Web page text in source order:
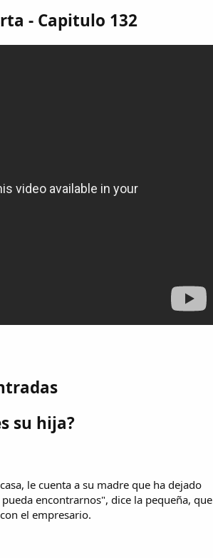
- Capitulo 132
su hija?
le cuenta a su madre que ha dejado
encontrarnos", dice la pequeña, que
el empresario.